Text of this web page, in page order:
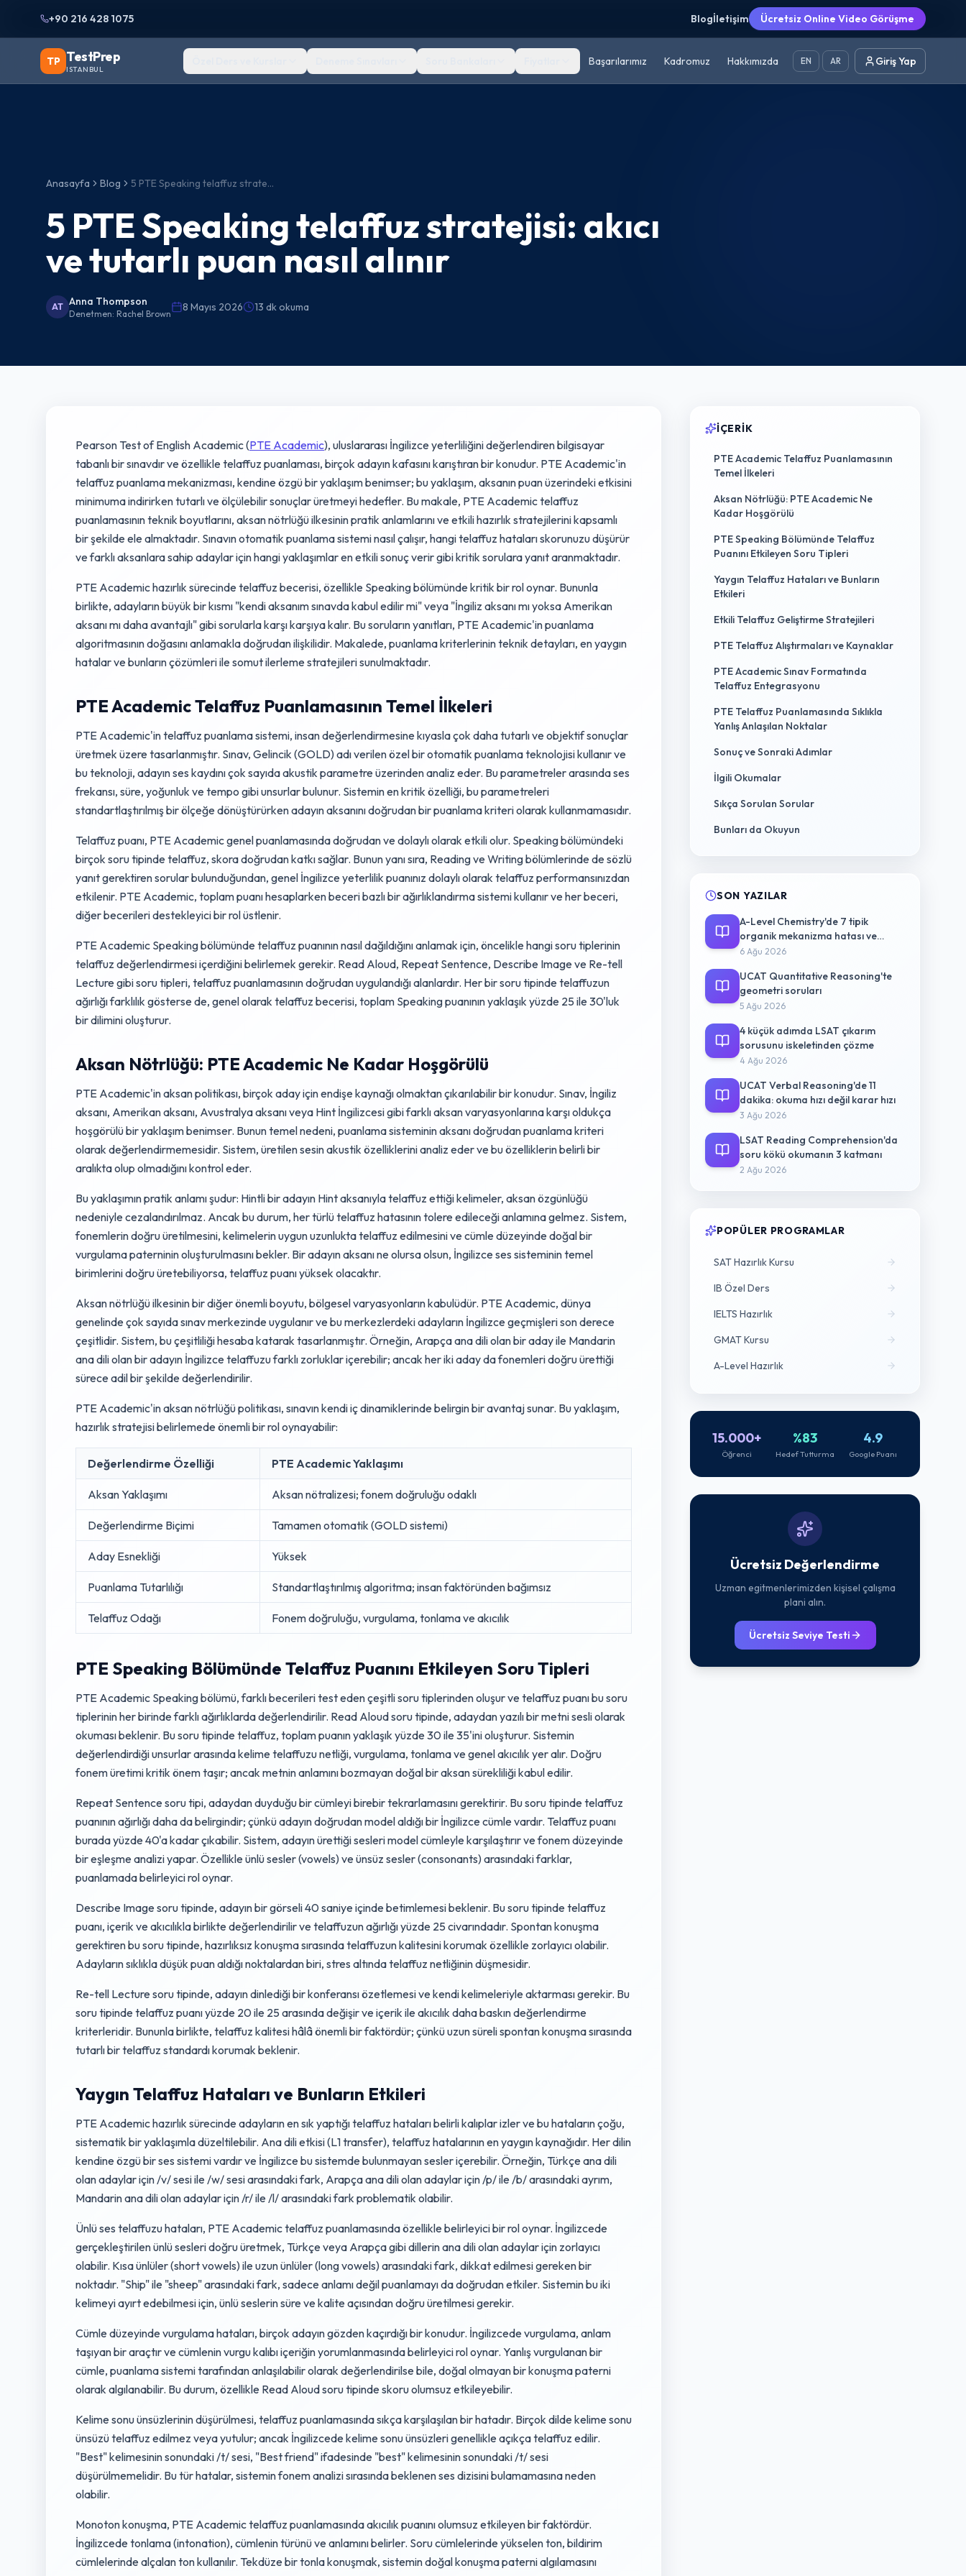
+90 216 428 1075 Blogİletişim Ücretsiz Online Video Görüşme
TP TestPrep
ISTANBUL
Başarılarımız Kadromuz Hakkımızda EN AR Giriş Yap
Anasayfa Blog 5 PTE Speaking telaffuz stratejisi: akıcı ve tutarlı puan nasıl alınır
5 PTE Speaking telaffuz stratejisi: akıcı
ve tutarlı puan nasıl alınır
AT Anna Thompson
Denetmen: Rachel Brown
8 Mayıs 2026 13 dk okuma
Pearson Test of English Academic (PTE Academic), uluslararası İngilizce yeterliliğini değerlendiren bilgisayar
tabanlı bir sınavdır ve özellikle telaffuz puanlaması, birçok adayın kafasını karıştıran bir konudur. PTE Academic'in
telaffuz puanlama mekanizması, kendine özgü bir yaklaşım benimser; bu yaklaşım, aksanın puan üzerindeki etkisini
minimuma indirirken tutarlı ve ölçülebilir sonuçlar üretmeyi hedefler. Bu makale, PTE Academic telaffuz
puanlamasının teknik boyutlarını, aksan nötrlüğü ilkesinin pratik anlamlarını ve etkili hazırlık stratejilerini kapsamlı
bir şekilde ele almaktadır. Sınavın otomatik puanlama sistemi nasıl çalışır, hangi telaffuz hataları skorunuzu düşürür
ve farklı aksanlara sahip adaylar için hangi yaklaşımlar en etkili sonuç verir gibi kritik sorulara yanıt aranmaktadır.
PTE Academic hazırlık sürecinde telaffuz becerisi, özellikle Speaking bölümünde kritik bir rol oynar. Bununla
birlikte, adayların büyük bir kısmı "kendi aksanım sınavda kabul edilir mi" veya "İngiliz aksanı mı yoksa Amerikan
aksanı mı daha avantajlı" gibi sorularla karşı karşıya kalır. Bu soruların yanıtları, PTE Academic'in puanlama
algoritmasının doğasını anlamakla doğrudan ilişkilidir. Makalede, puanlama kriterlerinin teknik detayları, en yaygın
hatalar ve bunların çözümleri ile somut ilerleme stratejileri sunulmaktadır.
PTE Academic Telaffuz Puanlamasının Temel İlkeleri
PTE Academic'in telaffuz puanlama sistemi, insan değerlendirmesine kıyasla çok daha tutarlı ve objektif sonuçlar
üretmek üzere tasarlanmıştır. Sınav, Gelincik (GOLD) adı verilen özel bir otomatik puanlama teknolojisi kullanır ve
bu teknoloji, adayın ses kaydını çok sayıda akustik parametre üzerinden analiz eder. Bu parametreler arasında ses
frekansı, süre, yoğunluk ve tempo gibi unsurlar bulunur. Sistemin en kritik özelliği, bu parametreleri
standartlaştırılmış bir ölçeğe dönüştürürken adayın aksanını doğrudan bir puanlama kriteri olarak kullanmamasıdır.
Telaffuz puanı, PTE Academic genel puanlamasında doğrudan ve dolaylı olarak etkili olur. Speaking bölümündeki
birçok soru tipinde telaffuz, skora doğrudan katkı sağlar. Bunun yanı sıra, Reading ve Writing bölümlerinde de sözlü
yanıt gerektiren sorular bulunduğundan, genel İngilizce yeterlilik puanınız dolaylı olarak telaffuz performansınızdan
etkilenir. PTE Academic, toplam puanı hesaplarken beceri bazlı bir ağırlıklandırma sistemi kullanır ve her beceri,
diğer becerileri destekleyici bir rol üstlenir.
PTE Academic Speaking bölümünde telaffuz puanının nasıl dağıldığını anlamak için, öncelikle hangi soru tiplerinin
telaffuz değerlendirmesi içerdiğini belirlemek gerekir. Read Aloud, Repeat Sentence, Describe Image ve Re-tell
Lecture gibi soru tipleri, telaffuz puanlamasının doğrudan uygulandığı alanlardır. Her bir soru tipinde telaffuzun
ağırlığı farklılık gösterse de, genel olarak telaffuz becerisi, toplam Speaking puanının yaklaşık yüzde 25 ile 30'luk
bir dilimini oluşturur.
Aksan Nötrlüğü: PTE Academic Ne Kadar Hoşgörülü
PTE Academic'in aksan politikası, birçok aday için endişe kaynağı olmaktan çıkarılabilir bir konudur. Sınav, İngiliz
aksanı, Amerikan aksanı, Avustralya aksanı veya Hint İngilizcesi gibi farklı aksan varyasyonlarına karşı oldukça
hoşgörülü bir yaklaşım benimser. Bunun temel nedeni, puanlama sisteminin aksanı doğrudan puanlama kriteri
olarak değerlendirmemesidir. Sistem, üretilen sesin akustik özelliklerini analiz eder ve bu özelliklerin belirli bir
aralıkta olup olmadığını kontrol eder.
Bu yaklaşımın pratik anlamı şudur: Hintli bir adayın Hint aksanıyla telaffuz ettiği kelimeler, aksan özgünlüğü
nedeniyle cezalandırılmaz. Ancak bu durum, her türlü telaffuz hatasının tolere edileceği anlamına gelmez. Sistem,
fonemlerin doğru üretilmesini, kelimelerin uygun uzunlukta telaffuz edilmesini ve cümle düzeyinde doğal bir
vurgulama paterninin oluşturulmasını bekler. Bir adayın aksanı ne olursa olsun, İngilizce ses sisteminin temel
birimlerini doğru üretebiliyorsa, telaffuz puanı yüksek olacaktır.
Aksan nötrlüğü ilkesinin bir diğer önemli boyutu, bölgesel varyasyonların kabulüdür. PTE Academic, dünya
genelinde çok sayıda sınav merkezinde uygulanır ve bu merkezlerdeki adayların İngilizce geçmişleri son derece
çeşitlidir. Sistem, bu çeşitliliği hesaba katarak tasarlanmıştır. Örneğin, Arapça ana dili olan bir aday ile Mandarin
ana dili olan bir adayın İngilizce telaffuzu farklı zorluklar içerebilir; ancak her iki aday da fonemleri doğru ürettiği
sürece adil bir şekilde değerlendirilir.
PTE Academic'in aksan nötrlüğü politikası, sınavın kendi iç dinamiklerinde belirgin bir avantaj sunar. Bu yaklaşım,
hazırlık stratejisi belirlemede önemli bir rol oynayabilir:
Değerlendirme Özelliği PTE Academic Yaklaşımı
Aksan Yaklaşımı Aksan nötralizesi; fonem doğruluğu odaklı
Değerlendirme Biçimi Tamamen otomatik (GOLD sistemi)
Aday Esnekliği Yüksek
Puanlama Tutarlılığı Standartlaştırılmış algoritma; insan faktöründen bağımsız
Telaffuz Odağı Fonem doğruluğu, vurgulama, tonlama ve akıcılık
PTE Speaking Bölümünde Telaffuz Puanını Etkileyen Soru Tipleri
PTE Academic Speaking bölümü, farklı becerileri test eden çeşitli soru tiplerinden oluşur ve telaffuz puanı bu soru
tiplerinin her birinde farklı ağırlıklarda değerlendirilir. Read Aloud soru tipinde, adaydan yazılı bir metni sesli olarak
okuması beklenir. Bu soru tipinde telaffuz, toplam puanın yaklaşık yüzde 30 ile 35'ini oluşturur. Sistemin
değerlendirdiği unsurlar arasında kelime telaffuzu netliği, vurgulama, tonlama ve genel akıcılık yer alır. Doğru
fonem üretimi kritik önem taşır; ancak metnin anlamını bozmayan doğal bir aksan sürekliliği kabul edilir.
Repeat Sentence soru tipi, adaydan duyduğu bir cümleyi birebir tekrarlamasını gerektirir. Bu soru tipinde telaffuz
puanının ağırlığı daha da belirgindir; çünkü adayın doğrudan model aldığı bir İngilizce cümle vardır. Telaffuz puanı
burada yüzde 40'a kadar çıkabilir. Sistem, adayın ürettiği sesleri model cümleyle karşılaştırır ve fonem düzeyinde
bir eşleşme analizi yapar. Özellikle ünlü sesler (vowels) ve ünsüz sesler (consonants) arasındaki farklar,
puanlamada belirleyici rol oynar.
Describe Image soru tipinde, adayın bir görseli 40 saniye içinde betimlemesi beklenir. Bu soru tipinde telaffuz
puanı, içerik ve akıcılıkla birlikte değerlendirilir ve telaffuzun ağırlığı yüzde 25 civarındadır. Spontan konuşma
gerektiren bu soru tipinde, hazırlıksız konuşma sırasında telaffuzun kalitesini korumak özellikle zorlayıcı olabilir.
Adayların sıklıkla düşük puan aldığı noktalardan biri, stres altında telaffuz netliğinin düşmesidir.
Re-tell Lecture soru tipinde, adayın dinlediği bir konferansı özetlemesi ve kendi kelimeleriyle aktarması gerekir. Bu
soru tipinde telaffuz puanı yüzde 20 ile 25 arasında değişir ve içerik ile akıcılık daha baskın değerlendirme
kriterleridir. Bununla birlikte, telaffuz kalitesi hâlâ önemli bir faktördür; çünkü uzun süreli spontan konuşma sırasında
tutarlı bir telaffuz standardı korumak beklenir.
Yaygın Telaffuz Hataları ve Bunların Etkileri
PTE Academic hazırlık sürecinde adayların en sık yaptığı telaffuz hataları belirli kalıplar izler ve bu hataların çoğu,
sistematik bir yaklaşımla düzeltilebilir. Ana dili etkisi (L1 transfer), telaffuz hatalarının en yaygın kaynağıdır. Her dilin
kendine özgü bir ses sistemi vardır ve İngilizce bu sistemde bulunmayan sesler içerebilir. Örneğin, Türkçe ana dili
olan adaylar için /v/ sesi ile /w/ sesi arasındaki fark, Arapça ana dili olan adaylar için /p/ ile /b/ arasındaki ayrım,
Mandarin ana dili olan adaylar için /r/ ile /l/ arasındaki fark problematik olabilir.
Ünlü ses telaffuzu hataları, PTE Academic telaffuz puanlamasında özellikle belirleyici bir rol oynar. İngilizcede
gerçekleştirilen ünlü sesleri doğru üretmek, Türkçe veya Arapça gibi dillerin ana dili olan adaylar için zorlayıcı
olabilir. Kısa ünlüler (short vowels) ile uzun ünlüler (long vowels) arasındaki fark, dikkat edilmesi gereken bir
noktadır. "Ship" ile "sheep" arasındaki fark, sadece anlamı değil puanlamayı da doğrudan etkiler. Sistemin bu iki
kelimeyi ayırt edebilmesi için, ünlü seslerin süre ve kalite açısından doğru üretilmesi gerekir.
Cümle düzeyinde vurgulama hataları, birçok adayın gözden kaçırdığı bir konudur. İngilizcede vurgulama, anlam
taşıyan bir araçtır ve cümlenin vurgu kalıbı içeriğin yorumlanmasında belirleyici rol oynar. Yanlış vurgulanan bir
cümle, puanlama sistemi tarafından anlaşılabilir olarak değerlendirilse bile, doğal olmayan bir konuşma paterni
olarak algılanabilir. Bu durum, özellikle Read Aloud soru tipinde skoru olumsuz etkileyebilir.
Kelime sonu ünsüzlerinin düşürülmesi, telaffuz puanlamasında sıkça karşılaşılan bir hatadır. Birçok dilde kelime sonu
ünsüzü telaffuz edilmez veya yutulur; ancak İngilizcede kelime sonu ünsüzleri genellikle açıkça telaffuz edilir.
"Best" kelimesinin sonundaki /t/ sesi, "Best friend" ifadesinde "best" kelimesinin sonundaki /t/ sesi
düşürülmemelidir. Bu tür hatalar, sistemin fonem analizi sırasında beklenen ses dizisini bulamamasına neden
olabilir.
Monoton konuşma, PTE Academic telaffuz puanlamasında akıcılık puanını olumsuz etkileyen bir faktördür.
İngilizcede tonlama (intonation), cümlenin türünü ve anlamını belirler. Soru cümlelerinde yükselen ton, bildirim
cümlelerinde alçalan ton kullanılır. Tekdüze bir tonla konuşmak, sistemin doğal konuşma paterni algılamasını
İÇERIK
PTE Academic Telaffuz Puanlamasının
Temel İlkeleri
Aksan Nötrlüğü: PTE Academic Ne
Kadar Hoşgörülü
PTE Speaking Bölümünde Telaffuz
Puanını Etkileyen Soru Tipleri
Yaygın Telaffuz Hataları ve Bunların
Etkileri
Etkili Telaffuz Geliştirme Stratejileri
PTE Telaffuz Alıştırmaları ve Kaynaklar
PTE Academic Sınav Formatında
Telaffuz Entegrasyonu
PTE Telaffuz Puanlamasında Sıklıkla
Yanlış Anlaşılan Noktalar
Sonuç ve Sonraki Adımlar
İlgili Okumalar
Sıkça Sorulan Sorular
Bunları da Okuyun
SON YAZILAR
A-Level Chemistry'de 7 tipik
organik mekanizma hatası ve
düzeltme yolu
6 Ağu 2026
UCAT Quantitative Reasoning'te
geometri soruları
5 Ağu 2026
4 küçük adımda LSAT çıkarım
sorusunu iskeletinden çözme
4 Ağu 2026
UCAT Verbal Reasoning'de 11
dakika: okuma hızı değil karar hızı
3 Ağu 2026
LSAT Reading Comprehension'da
soru kökü okumanın 3 katmanı
2 Ağu 2026
POPÜLER PROGRAMLAR
SAT Hazırlık Kursu
IB Özel Ders
IELTS Hazırlık
GMAT Kursu
A-Level Hazırlık
15.000+
Öğrenci
%83
Hedef Tutturma
4.9
Google Puanı
Ücretsiz Değerlendirme
Uzman egitmenlerimizden kişisel çalışma
plani alın.
Ücretsiz Seviye Testi